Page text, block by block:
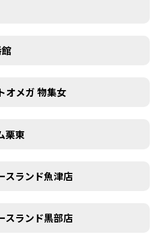
オメガ 物集女
栗東
スランド魚津店
スランド黒部店